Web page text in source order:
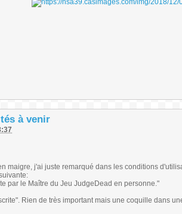
à venir
maigre, j'ai juste remarqué dans les conditions
par le Maître du Jeu JudgeDead en personne."
Rien de très important mais une coquille dans